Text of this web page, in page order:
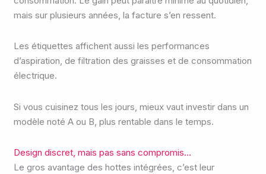
mais sur plusieurs années, la facture s’en ressent.
Les étiquettes affichent aussi les performances
d’aspiration, de filtration des graisses et de consommation
électrique.
Si vous cuisinez tous les jours, mieux vaut investir dans un
modèle noté A ou B, plus rentable dans le temps.
Design discret, mais pas sans compromis…
Le gros avantage des hottes intégrées, c’est leur